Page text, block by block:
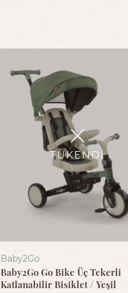
TÜKENDI
Baby2Go
Baby2Go Go Bike Üç Tekerli
Katlanabilir Bisiklet / Yeşil